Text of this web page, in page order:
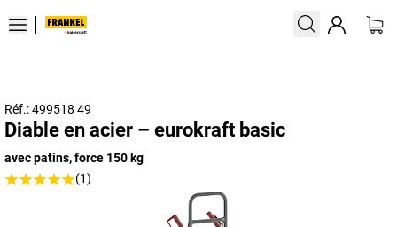
Réf.: 499518 49
Diable en acier – eurokraft basic
avec patins, force 150 kg
(1)